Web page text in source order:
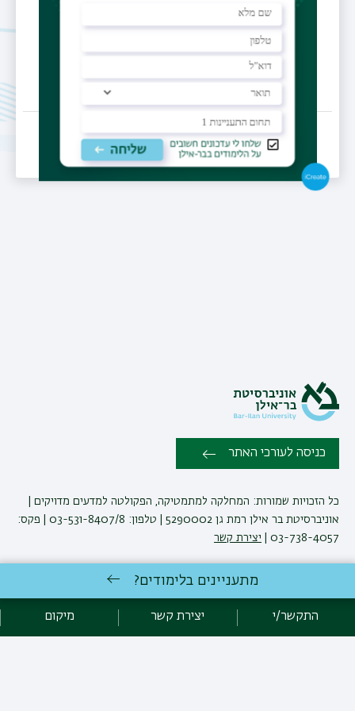
bisban951@gmail.com
תאריך עדכון אחרון : 05/05/2025
כניסה לעורכי האתר
כל הזכויות שמורות: המחלקה למתמטיקה, הפקולטה למדעים מדויקים |
אוניברסיטת בר אילן רמת גן 5290002 | טלפון: 03-531-8407/8 | פקס:
03-738-4057 |
יצירת קשר
לימודי מתמטיקהבאוניברסיטת בר-אילן
הצהרת נגישות
מדיניות פרטיות
מתעניינים בלימודים?
התקשר/י יצירת קשר מיקום